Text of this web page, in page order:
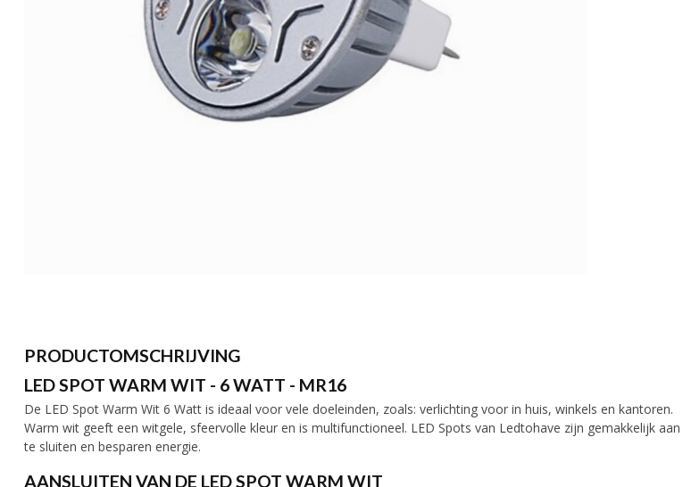
PRODUCTOMSCHRIJVING
LED SPOT WARM WIT - 6 WATT - MR16
De LED Spot Warm Wit 6 Watt is ideaal voor vele doeleinden, zoals: verlichting voor in huis, winkels en kantoren.
Warm wit geeft een witgele, sfeervolle kleur en is multifunctioneel. LED Spots van Ledtohave zijn gemakkelijk aan
te sluiten en besparen energie.
AANSLUITEN VAN DE LED SPOT WARM WIT